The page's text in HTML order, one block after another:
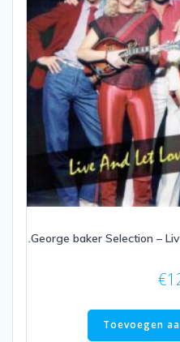
.George baker Selection –
€
Toevoegen